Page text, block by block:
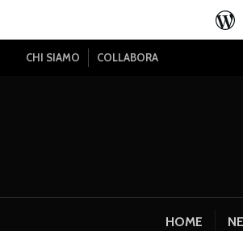
CHI SIAMO COLLABORA
HOME